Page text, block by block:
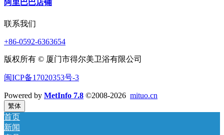
阿里巴巴店铺
联系我们
+86-0592-6363654
版权所有 © 厦门市得尔美卫浴有限公司
闽ICP备17020353号-3
Powered by MetInfo 7.8 ©2008-2026 mituo.cn
繁体
首页
新闻